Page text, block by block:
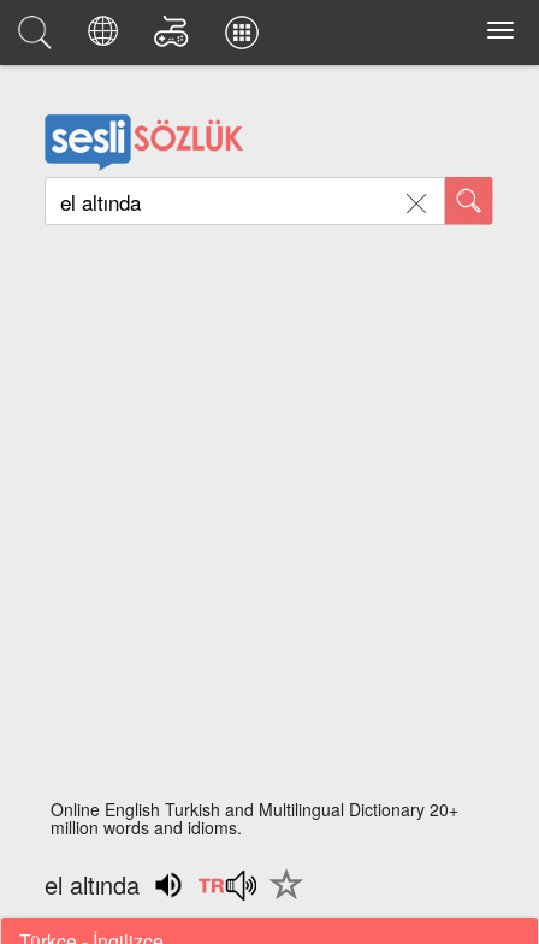
Online English Turkish and Multilingual Dictionary 20+
million words and idioms.
el altında